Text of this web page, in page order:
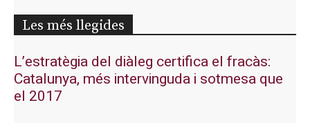
Les més llegides
L’estratègia del diàleg certifica el fracàs:
Catalunya, més intervinguda i sotmesa que
el 2017